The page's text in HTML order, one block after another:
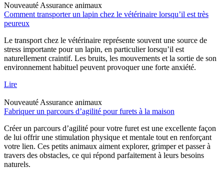
Nouveauté Assurance animaux
Comment transporter un lapin chez le vétérinaire lorsqu’il est très
peureux
Le transport chez le vétérinaire représente souvent une source de
stress importante pour un lapin, en particulier lorsqu’il est
naturellement craintif. Les bruits, les mouvements et la sortie de son
environnement habituel peuvent provoquer une forte anxiété.
Lire
Nouveauté Assurance animaux
Fabriquer un parcours d’agilité pour furets à la maison
Créer un parcours d’agilité pour votre furet est une excellente façon
de lui offrir une stimulation physique et mentale tout en renforçant
votre lien. Ces petits animaux aiment explorer, grimper et passer à
travers des obstacles, ce qui répond parfaitement à leurs besoins
naturels.